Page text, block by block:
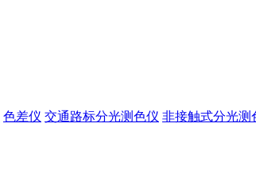
色差仪 交通路标分光测色仪 非接触式分光测